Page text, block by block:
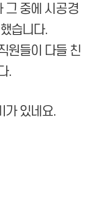
그 중에 시공경
습니다.
원들이 다들 친
.
가 있네요.